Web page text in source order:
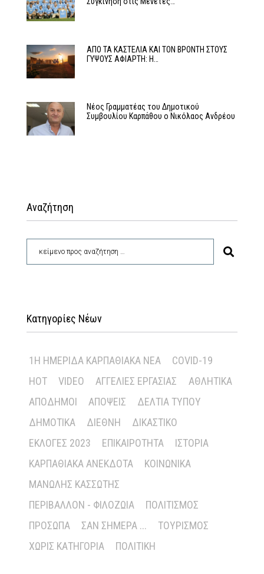
ΑΠΟ ΤΑ ΚΑΣΤΕΛΙΑ ΚΑΙ ΤΟΝ ΒΡΟΝΤΗ ΣΤΟΥΣ
ΓΥΨΟΥΣ ΑΦΙΑΡΤΗ: Η…
Νέος Γραμματέας του Δημοτικού
Συμβουλίου Καρπάθου ο Νικόλαος Ανδρέου
Αναζήτηση
Κατηγορίες Νέων
1Η ΗΜΕΡΊΔΑ ΚΑΡΠΑΘΙΑΚΆ ΝΈΑ
COVID-19
HOT
VIDEO ΑΓΓΕΛΊΕΣ ΕΡΓΑΣΊΑΣ
ΑΘΛΗΤΙΚΆ
ΑΠΌΔΗΜΟΙ
ΑΠΌΨΕΙΣ
ΔΕΛΤΊΑ ΤΎΠΟΥ
ΔΗΜΟΤΙΚΆ
ΔΙΕΘΝΉ
ΔΙΚΑΣΤΙΚΌ
ΕΚΛΟΓΈΣ 2023
ΕΠΙΚΑΙΡΌΤΗΤΑ
ΙΣΤΟΡΊΑ
ΚΑΡΠΑΘΙΑΚΆ ΑΝΈΚΔΟΤΑ
ΚΟΙΝΩΝΙΚΆ
ΜΑΝΏΛΗΣ ΚΑΣΣΏΤΗΣ
ΠΕΡΙΒΆΛΛΟΝ - ΦΙΛΟΖΩΊΑ
ΠΟΛΙΤΙΣΜΌΣ
ΠΡΌΣΩΠΑ
ΣΑΝ ΣΉΜΕΡΑ ...
ΤΟΥΡΙΣΜΌΣ
ΧΩΡΊΣ ΚΑΤΗΓΟΡΊΑ
ΠΟΛΙΤΙΚΉ